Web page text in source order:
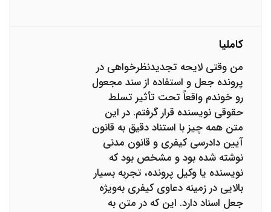
کاملیا
من وقتی لایحه تجدیدنظرخواهی در
پرونده جعل و استفاده از سند مجعول
رو خوندم واقعاً تحت تأثیر تسلط
حقوقی نویسنده قرار گرفتم. در این
متن همه چیز با استناد دقیق به قانون
آیین دادرسی کیفری و قانون مدنی
نوشته شده بود و مشخص بود که
نویسنده یا وکیل پرونده، تجربه بسیار
بالایی در زمینه دعاوی کیفری به‌ویژه
جعل اسناد دارد. این که در متن به